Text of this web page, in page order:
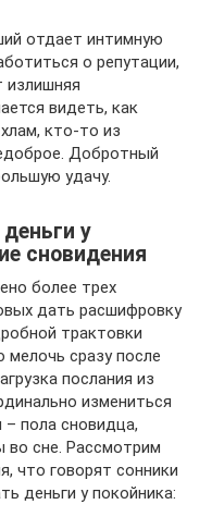
отдает интимную
о репутации,
излишняя
видеть, как
кто-то из
Добротный
удачу.
у
сновидения
более трех
дать расшифровку
трактовки
сразу после
послания из
измениться
пола сновидца,
во сне. Рассмотрим
что говорят сонники
деньги у покойника: